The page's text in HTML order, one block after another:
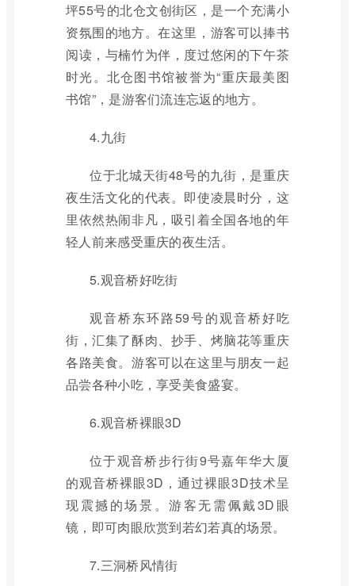
坪55号的北仓文创街区，是一个充满小
资氛围的地方。在这里，游客可以捧书
阅读，与楠竹为伴，度过悠闲的下午茶
时光。北仓图书馆被誉为“重庆最美图
书馆”，是游客们流连忘返的地方。
4.九街
位于北城天街48号的九街，是重庆
夜生活文化的代表。即使凌晨时分，这
里依然热闹非凡，吸引着全国各地的年
轻人前来感受重庆的夜生活。
5.观音桥好吃街
观音桥东环路59号的观音桥好吃
街，汇集了酥肉、抄手、烤脑花等重庆
各路美食。游客可以在这里与朋友一起
品尝各种小吃，享受美食盛宴。
6.观音桥裸眼3D
位于观音桥步行街9号嘉年华大厦
的观音桥裸眼3D，通过裸眼3D技术呈
现震撼的场景。游客无需佩戴3D眼
镜，即可肉眼欣赏到若幻若真的场景。
7.三洞桥风情街